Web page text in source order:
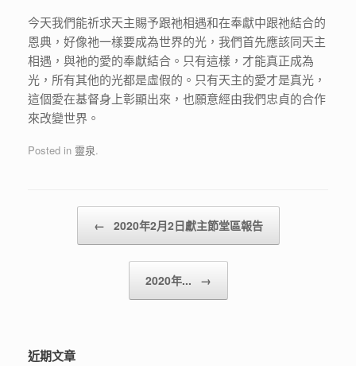
今天我們能祈求天主賜予跟祂相遇和在奉獻中跟祂結合的
恩典，好像祂一樣要成為世界的光，我們首先應該同天主
相遇，與祂的愛的奉獻結合。只有這樣，才能真正成為
光，所有其他的光都是虛假的。只有天主的愛才是真光，
這個愛在基督身上彰顯出來，也願意經由我們忠貞的合作
來改變世界。
Posted in 靈泉.
Post navigation
← 2020年2月2日獻主節堂區報告
2020年... →
近期文章